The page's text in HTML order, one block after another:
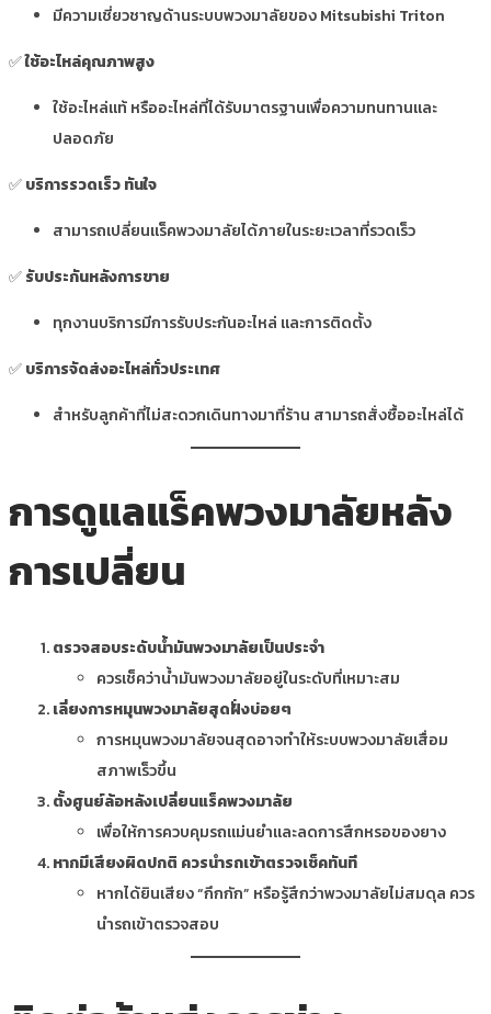
มีความเชี่ยวชาญด้านระบบพวงมาลัยของ Mitsubishi Triton
✅ใช้อะไหล่คุณภาพสูง
ใช้อะไหล่แท้ หรืออะไหล่ที่ได้รับมาตรฐานเพื่อความทนทานและ
ปลอดภัย
✅บริการรวดเร็ว ทันใจ
สามารถเปลี่ยนแร็คพวงมาลัยได้ภายในระยะเวลาที่รวดเร็ว
✅รับประกันหลังการขาย
ทุกงานบริการมีการรับประกันอะไหล่ และการติดตั้ง
✅บริการจัดส่งอะไหล่ทั่วประเทศ
สำหรับลูกค้าที่ไม่สะดวกเดินทางมาที่ร้าน สามารถสั่งซื้ออะไหล่ได้
การดูแลแร็คพวงมาลัยหลัง
การเปลี่ยน
ตรวจสอบระดับน้ำมันพวงมาลัยเป็นประจำ
ควรเช็คว่าน้ำมันพวงมาลัยอยู่ในระดับที่เหมาะสม
เลี่ยงการหมุนพวงมาลัยสุดฝั่งบ่อยๆ
การหมุนพวงมาลัยจนสุดอาจทำให้ระบบพวงมาลัยเสื่อม
สภาพเร็วขึ้น
ตั้งศูนย์ล้อหลังเปลี่ยนแร็คพวงมาลัย
เพื่อให้การควบคุมรถแม่นยำและลดการสึกหรอของยาง
หากมีเสียงผิดปกติ ควรนำรถเข้าตรวจเช็คทันที
หากได้ยินเสียง “กึกกัก” หรือรู้สึกว่าพวงมาลัยไม่สมดุล ควร
นำรถเข้าตรวจสอบ